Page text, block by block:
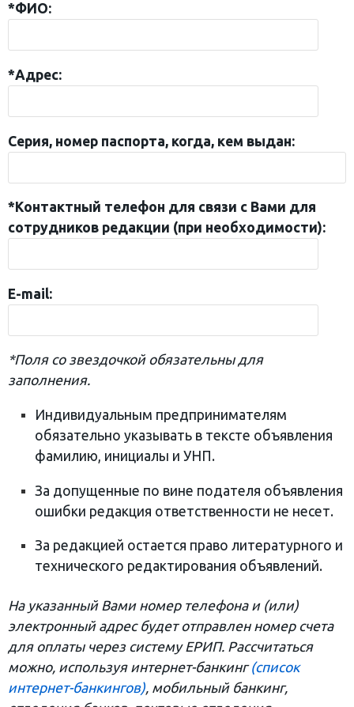
*ФИО:
*Адрес:
Серия, номер паспорта, когда, кем выдан:
*Контактный телефон для связи с Вами для
сотрудников редакции (при необходимости):
E-mail:
*Поля со звездочкой обязательны для
заполнения.
Индивидуальным предпринимателям
обязательно указывать в тексте объявления
фамилию, инициалы и УНП.
За допущенные по вине подателя объявления
ошибки редакция ответственности не несет.
За редакцией остается право литературного и
технического редактирования объявлений.
На указанный Вами номер телефона и (или)
электронный адрес будет отправлен номер счета
для оплаты через систему ЕРИП. Рассчитаться
можно, используя интернет-банкинг(список
интернет-банкингов), мобильный банкинг,